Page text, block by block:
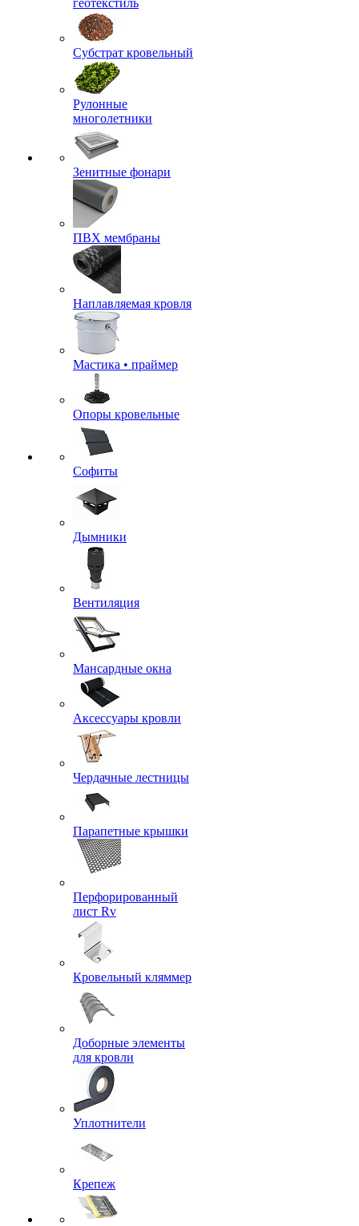
геотекстиль
Субстрат кровельный
Рулонные
многолетники
Зенитные фонари
ПВХ мембраны
Наплавляемая кровля
Мастика • праймер
Опоры кровельные
Софиты
Дымники
Вентиляция
Мансардные окна
Аксессуары кровли
Чердачные лестницы
Парапетные крышки
Перфорированный
лист Rv
Кровельный кляммер
Доборные элементы
для кровли
Уплотнители
Крепеж